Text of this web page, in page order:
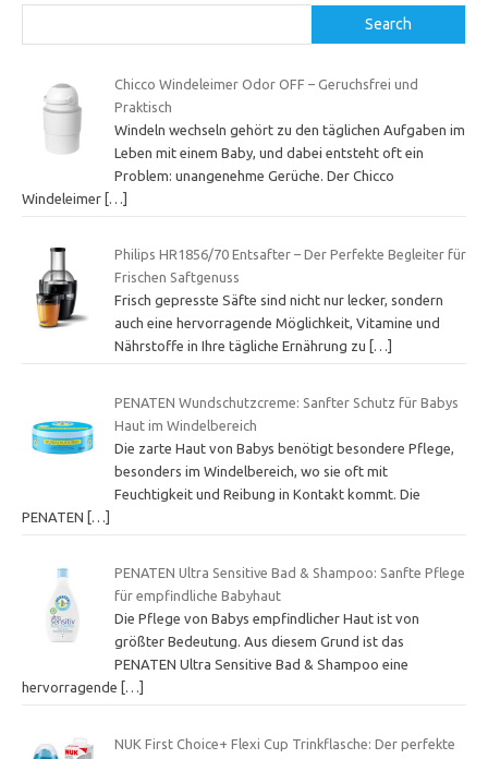
Search
Chicco Windeleimer Odor OFF – Geruchsfrei und
Praktisch
Windeln wechseln gehört zu den täglichen Aufgaben im
Leben mit einem Baby, und dabei entsteht oft ein
Problem: unangenehme Gerüche. Der Chicco
Windeleimer […]
Philips HR1856/70 Entsafter – Der Perfekte Begleiter für
Frischen Saftgenuss
Frisch gepresste Säfte sind nicht nur lecker, sondern
auch eine hervorragende Möglichkeit, Vitamine und
Nährstoffe in Ihre tägliche Ernährung zu
[…]
PENATEN Wundschutzcreme: Sanfter Schutz für Babys
Haut im Windelbereich
Die zarte Haut von Babys benötigt besondere Pflege,
besonders im Windelbereich, wo sie oft mit
Feuchtigkeit und Reibung in Kontakt kommt. Die
PENATEN
[…]
PENATEN Ultra Sensitive Bad & Shampoo: Sanfte Pflege
für empfindliche Babyhaut
Die Pflege von Babys empfindlicher Haut ist von
größter Bedeutung. Aus diesem Grund ist das
PENATEN Ultra Sensitive Bad & Shampoo eine
hervorragende
[…]
NUK First Choice+ Flexi Cup Trinkflasche: Der perfekte